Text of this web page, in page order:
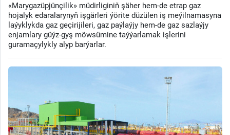
«Marygazüpjünçilik» müdirliginiň şäher hem-de etrap gaz
hojalyk edaralarynyň işgärleri ýörite düzülen iş meýilnamasyna
laýyklykda gaz geçirijileri, gaz paýlaýjy hem-de gaz sazlaýjy
enjamlary güýz-gyş möwsümine taýýarlamak işlerini
guramaçylykly alyp barýarlar.